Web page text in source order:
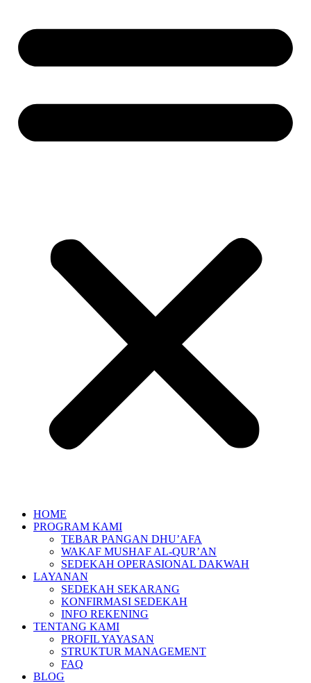
HOME
PROGRAM KAMI
TEBAR PANGAN DHU’AFA
WAKAF MUSHAF AL-QUR’AN
SEDEKAH OPERASIONAL DAKWAH
LAYANAN
SEDEKAH SEKARANG
KONFIRMASI SEDEKAH
INFO REKENING
TENTANG KAMI
PROFIL YAYASAN
STRUKTUR MANAGEMENT
FAQ
BLOG